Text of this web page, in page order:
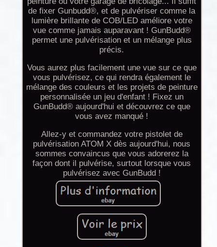
de fixer Gunbudd®, et de pulvériser comme la
lumière brillante de COB/LED améliore votre
vue comme jamais auparavant ! GunBudd®
permet une pulvérisation et un mélange plus
précis.
Vous aurez plus facilement une vue sur ce que
vous pulvérisez, ce qui rendra également le
mélange des couleurs et les projets de peinture
personnalisée un jeu d'enfant ! Fixez un
GunBudd® aujourd'hui et découvrez ce que
vous avez manqué !
Allez-y et commandez votre pistolet de
pulvérisation ATOM X dès aujourd'hui, nous
sommes convaincus que vous adorerez la
façon dont il pulvérise, surtout lorsque vous
pulvérisez avec GunBudd !